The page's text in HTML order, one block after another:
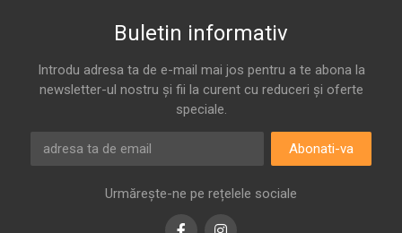
Buletin informativ
Introdu adresa ta de e-mail mai jos pentru a te abona la
newsletter-ul nostru și fii la curent cu reduceri și oferte
speciale.
Abonati-va
Urmărește-ne pe rețelele sociale